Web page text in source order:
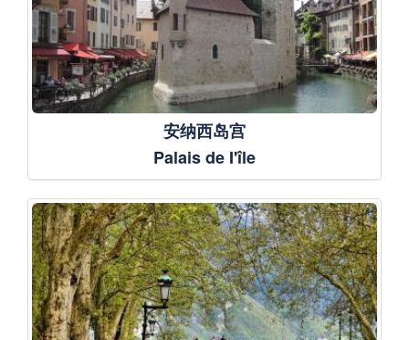
安纳西岛宫
Palais de I'île